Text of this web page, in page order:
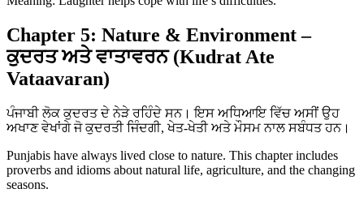
Chapter 5: Nature & Environment –
ਕੁਦਰਤ ਅਤੇ ਵਾਤਾਵਰਨ (Kudrat Ate
Vataavaran)
ਪੰਜਾਬੀ ਲੋਕ ਕੁਦਰਤ ਦੇ ਨੇੜੇ ਰਹਿੰਦੇ ਸਨ। ਇਸ ਅਧਿਆਇ ਵਿੱਚ ਅਸੀਂ ਉਹ
ਅਖਾਣ ਵੇਖਾਂਗੇ ਜੋ ਕੁਦਰਤੀ ਜਿੰਦਗੀ, ਖੇਤ-ਖੇਤੀ ਅਤੇ ਮੌਸਮ ਨਾਲ ਸਬੰਧਤ ਹਨ।
Punjabis have always lived close to nature. This chapter includes
proverbs and idioms about natural life, agriculture, and the changing
seasons.